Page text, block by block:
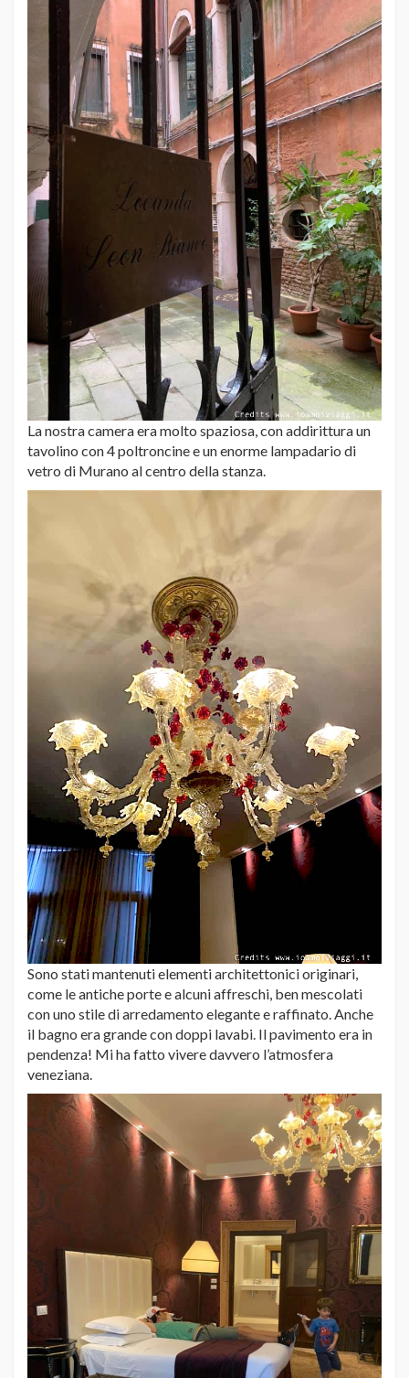
La nostra camera era molto spaziosa, con addirittura un
tavolino con 4 poltroncine e un enorme lampadario di
vetro di Murano al centro della stanza.
Sono stati mantenuti elementi architettonici originari,
come le antiche porte e alcuni affreschi, ben mescolati
con uno stile di arredamento elegante e raffinato. Anche
il bagno era grande con doppi lavabi. Il pavimento era in
pendenza! Mi ha fatto vivere davvero l’atmosfera
veneziana.